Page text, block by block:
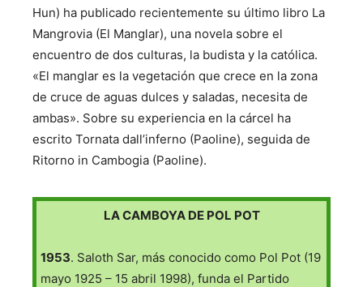
Hun) ha publicado recientemente su último libro La
Mangrovia (El Manglar), una novela sobre el
encuentro de dos culturas, la budista y la católica.
«El manglar es la vegetación que crece en la zona
de cruce de aguas dulces y saladas, necesita de
ambas». Sobre su experiencia en la cárcel ha
escrito Tornata dall’inferno (Paoline), seguida de
Ritorno in Cambogia (Paoline).
LA CAMBOYA DE POL POT
1953. Saloth Sar, más conocido como Pol Pot (19
mayo 1925 – 15 abril 1998), funda el Partido